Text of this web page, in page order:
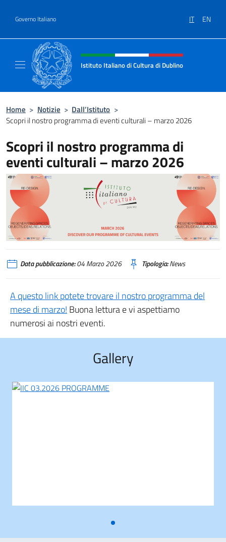
Governo Italiano IT EN
Intestazione sito, social e menù
Istituto Italiano di Cultura di Dublino
Home > Notizie > Dall’Istituto >
Scopri il nostro programma di eventi culturali – marzo 2026
Scopri il nostro programma di
eventi culturali – marzo 2026
Data pubblicazione:04 Marzo 2026 Tipologia:News
A questo link potete trovare il nostro programma del
mese di marzo! Buona lettura e vi aspettiamo
numerosi ai nostri eventi.
Gallery